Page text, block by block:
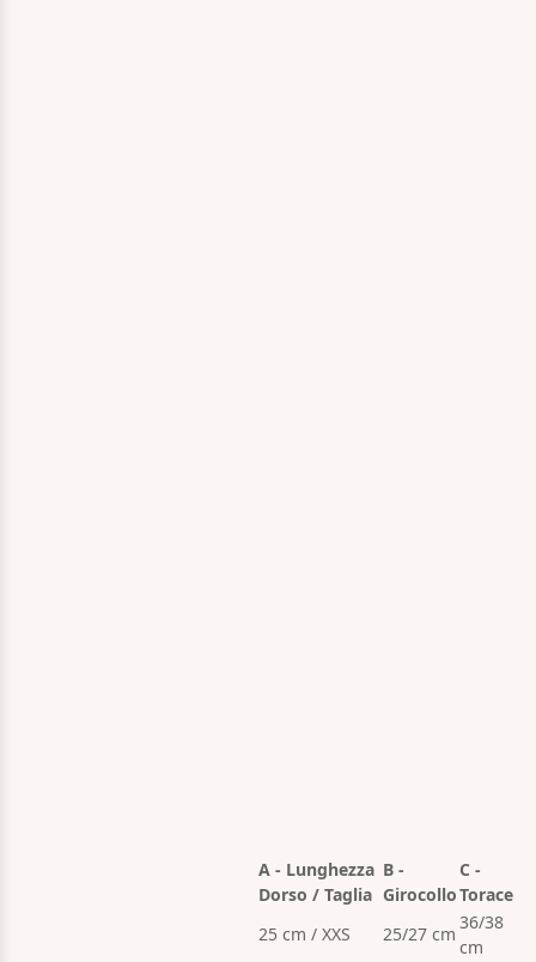
A - Lunghezza
Dorso / Taglia
B -
Girocollo
C -
Torace
25 cm / XXS
25/27 cm
36/38
cm